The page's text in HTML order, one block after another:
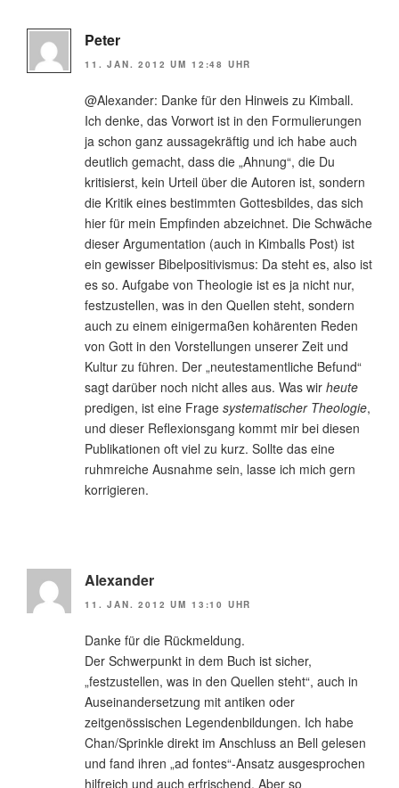
Peter
11. JAN. 2012 UM 12:48 UHR
@Alexander: Danke für den Hinweis zu Kimball.
Ich denke, das Vorwort ist in den Formulierungen
ja schon ganz aussagekräftig und ich habe auch
deutlich gemacht, dass die „Ahnung“, die Du
kritisierst, kein Urteil über die Autoren ist, sondern
die Kritik eines bestimmten Gottesbildes, das sich
hier für mein Empfinden abzeichnet. Die Schwäche
dieser Argumentation (auch in Kimballs Post) ist
ein gewisser Bibelpositivismus: Da steht es, also ist
es so. Aufgabe von Theologie ist es ja nicht nur,
festzustellen, was in den Quellen steht, sondern
auch zu einem einigermaßen kohärenten Reden
von Gott in den Vorstellungen unserer Zeit und
Kultur zu führen. Der „neutestamentliche Befund“
sagt darüber noch nicht alles aus. Was wir heute
predigen, ist eine Frage systematischer Theologie,
und dieser Reflexionsgang kommt mir bei diesen
Publikationen oft viel zu kurz. Sollte das eine
ruhmreiche Ausnahme sein, lasse ich mich gern
korrigieren.
Alexander
11. JAN. 2012 UM 13:10 UHR
Danke für die Rückmeldung.
Der Schwerpunkt in dem Buch ist sicher,
„festzustellen, was in den Quellen steht“, auch in
Auseinandersetzung mit antiken oder
zeitgenössischen Legendenbildungen. Ich habe
Chan/Sprinkle direkt im Anschluss an Bell gelesen
und fand ihren „ad fontes“-Ansatz ausgesprochen
hilfreich und auch erfrischend. Aber so